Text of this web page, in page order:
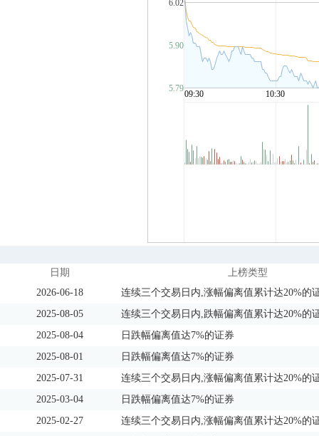
日期
上榜类型
2026-06-18
连续三个交易日内,涨幅偏离值累计达20%的
2025-08-05
连续三个交易日内,跌幅偏离值累计达20%的
2025-08-04
日跌幅偏离值达7%的证券
2025-08-01
日跌幅偏离值达7%的证券
2025-07-31
连续三个交易日内,涨幅偏离值累计达20%的
2025-03-04
日跌幅偏离值达7%的证券
2025-02-27
连续三个交易日内,涨幅偏离值累计达20%的